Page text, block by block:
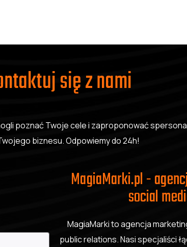
się z nami
poznać Twoje cele i zaproponować
biznesu. Odpowiemy do 24h!
MagiaMarki.pl -
social
MagiaMarki to agencja
public relations. Nasi specjaliści